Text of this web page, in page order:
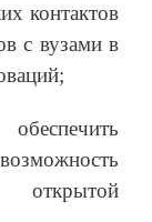
контактов
с вузами в
открытой